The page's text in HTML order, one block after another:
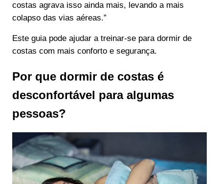
costas agrava isso ainda mais, levando a mais
colapso das vias aéreas.”
Este guia pode ajudar a treinar-se para dormir de
costas com mais conforto e segurança.
Por que dormir de costas é
desconfortável para algumas
pessoas?